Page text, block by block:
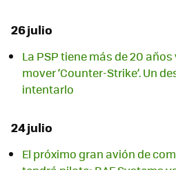
26 julio
La PSP tiene más de 20
mover ‘Counter-Strike’. Un
intentarlo
24 julio
El próximo gran avión de